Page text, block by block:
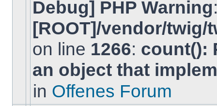
Dieses
Thema
gesperrt.
kannst
keine
Debug] PHP Warning
[ROOT]/vendor/
on line 1266: count():
an object that
in Offenes Forum